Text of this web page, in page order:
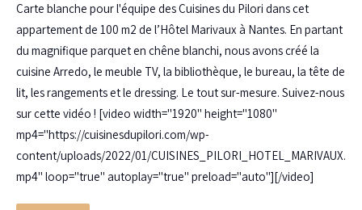
Carte blanche pour l'équipe des Cuisines du Pilori dans cet
appartement de 100 m2 de l’Hôtel Marivaux à Nantes. En partant
du magnifique parquet en chêne blanchi, nous avons créé la
cuisine Arredo, le meuble TV, la bibliothèque, le bureau, la tête de
lit, les rangements et le dressing. Le tout sur-mesure. Suivez-nous
sur cette vidéo ! [video width="1920" height="1080"
mp4="https://cuisinesdupilori.com/wp-
content/uploads/2022/01/CUISINES_PILORI_HOTEL_MARIVAUX.
mp4" loop="true" autoplay="true" preload="auto"][/video]